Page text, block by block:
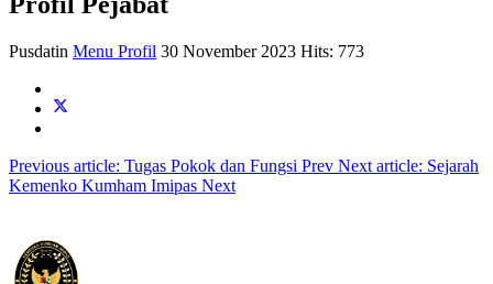
Pusdatin Menu Profil 30 November 2023 Hits: 773
Previous article: Tugas Pokok dan Fungsi Prev Next article: Sejarah
Kemenko Kumham Imipas Next